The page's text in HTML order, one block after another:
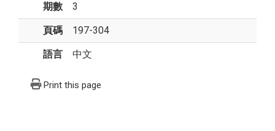
期數 3
頁碼 197-304
語言 中文
Print this page